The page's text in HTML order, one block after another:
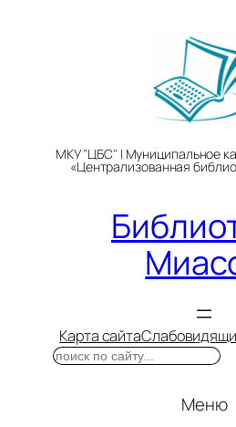
МКУ "ЦБС" | Муниципальное
«Централизованная
Карта сайта
Поиск
Меню